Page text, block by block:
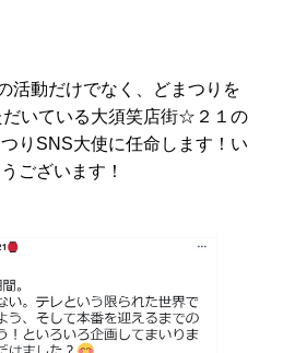
活動だけでなく、どまつりを
いている大須笑店街☆２１の
りSNS大使に任命します！い
ございます！